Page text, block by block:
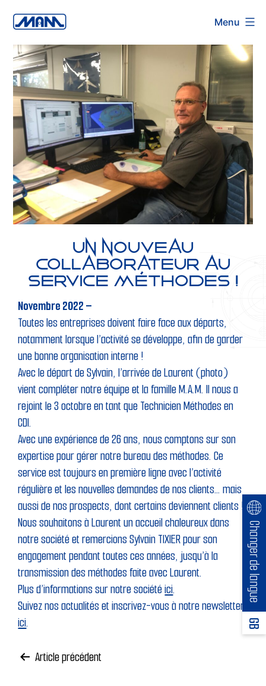
contenu
Menu
Changer de langue
GB
Un nouveau
collaborateur au
service méthodes !
Novembre 2022 –
Toutes les entreprises doivent faire face aux départs,
notamment lorsque l’activité se développe, afin de garder
une bonne organisation interne !
Avec le départ de Sylvain, l’arrivée de Laurent (photo)
vient compléter notre équipe et la famille M.A.M. Il nous a
rejoint le 3 octobre en tant que Technicien Méthodes en
CDI.
Avec une expérience de 26 ans, nous comptons sur son
expertise pour gérer notre bureau des méthodes. Ce
service est toujours en première ligne avec l’activité
régulière et les nouvelles demandes de nos clients… mais
aussi de nos prospects, dont certains deviennent clients !
Nous souhaitons à Laurent un accueil chaleureux dans
notre société et remercions Sylvain TIXIER pour son
engagement pendant toutes ces années, jusqu’à la
transmission des méthodes faite avec Laurent.
Plus d’informations sur notre sociétéici.
Suivez nos actualités et inscrivez-vous à notre newsletter
ici.
Article précédent